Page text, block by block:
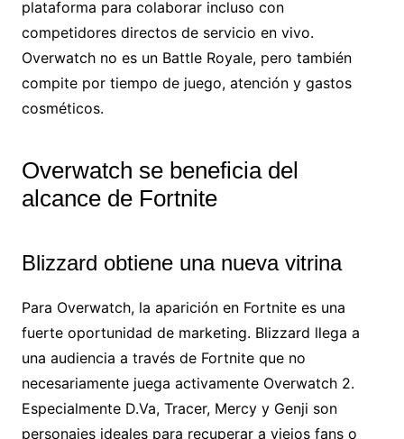
plataforma para colaborar incluso con
competidores directos de servicio en vivo.
Overwatch no es un Battle Royale, pero también
compite por tiempo de juego, atención y gastos
cosméticos.
Overwatch se beneficia del
alcance de Fortnite
Blizzard obtiene una nueva vitrina
Para Overwatch, la aparición en Fortnite es una
fuerte oportunidad de marketing. Blizzard llega a
una audiencia a través de Fortnite que no
necesariamente juega activamente Overwatch 2.
Especialmente D.Va, Tracer, Mercy y Genji son
personajes ideales para recuperar a viejos fans o